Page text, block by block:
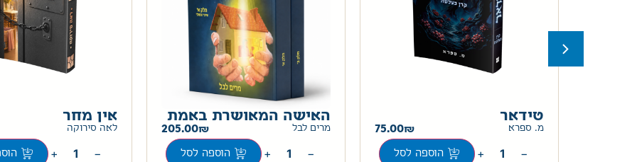
טידאר
מ. ספרא 75.00
−
+ הוספה לסל
האישה המאושרת באמת
מרים לבל 205.00
−
+ הוספה לסל
אין מחר
לאה סירוקה
−
+